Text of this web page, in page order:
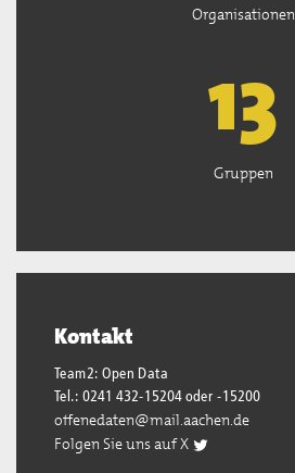
Organisationen
13
Gruppen
Kontakt
Team2: Open Data
Tel.: 0241 432-15204 oder -15200
offenedaten@mail.aachen.de
Folgen Sie uns auf X